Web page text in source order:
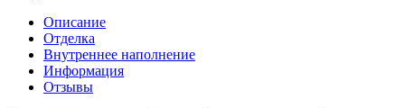
Описание
Отделка
Внутреннее наполнение
Информация
Отзывы